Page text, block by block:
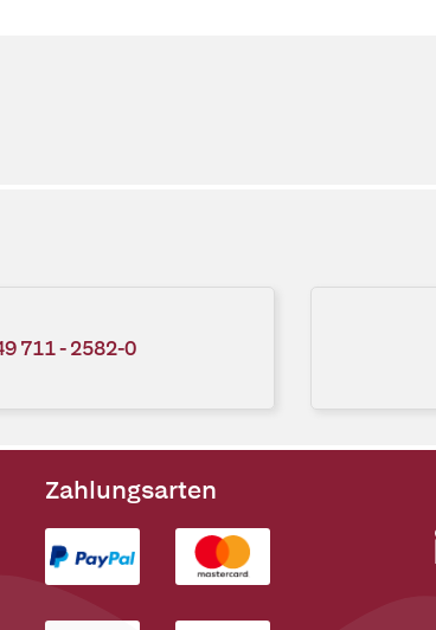
711 - 2582-0
Zahlungsarten